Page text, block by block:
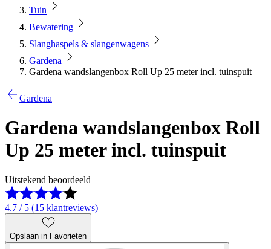
Tuin
Bewatering
Slanghaspels & slangenwagens
Gardena
Gardena wandslangenbox Roll Up 25 meter incl. tuinspuit
Gardena
Gardena wandslangenbox Roll
Up 25 meter incl. tuinspuit
Uitstekend beoordeeld
4.7 / 5 (15 klantreviews)
Opslaan in Favorieten